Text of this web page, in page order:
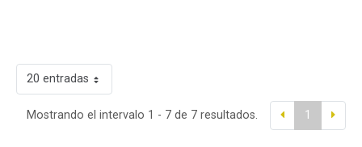
20 entradas
Mostrando el intervalo 1 - 7 de 7 resultados. 1